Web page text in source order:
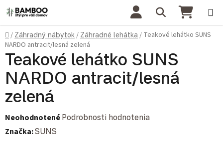
Prejsť na obsah Hľadať
Domov
/ Záhradný nábytok / Záhradné lehátka / Teakové lehátko SUNS
NARDO antracit/lesná zelená
Teakové lehátko SUNS
NARDO antracit/lesná
zelená
Priemerné hodnotenie produktu je 0,0 z 5 hviezdičiek.
Neohodnotené Podrobnosti hodnotenia
Značka:SUNS